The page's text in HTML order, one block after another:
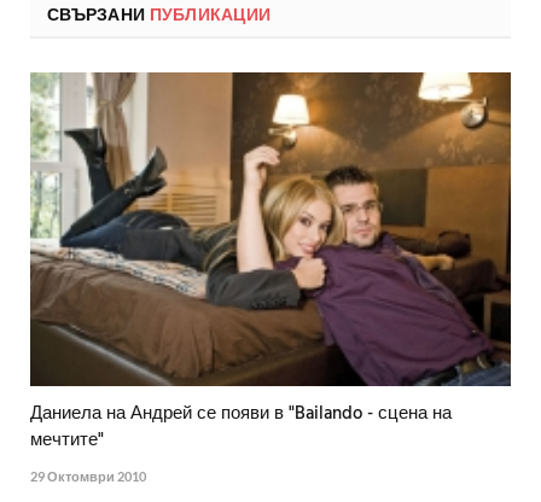
СВЪРЗАНИ ПУБЛИКАЦИИ
Даниела на Андрей се появи в "Bailando - сцена на
мечтите"
29 Октомври 2010